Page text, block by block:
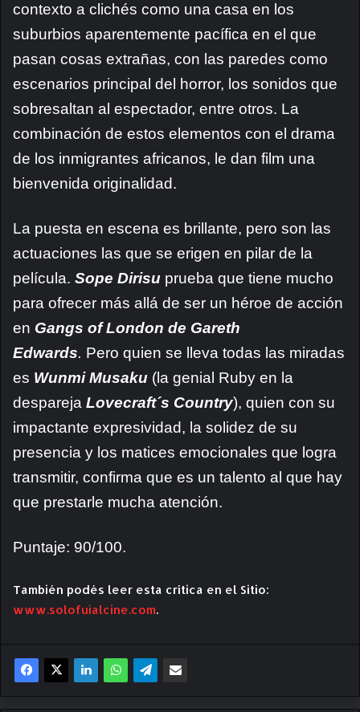
contexto a clichés como una casa en los
suburbios aparentemente pacífica en el que
pasan cosas extrañas, con las paredes como
escenarios principal del horror, los sonidos que
sobresaltan al espectador, entre otros. La
combinación de estos elementos con el drama
de los inmigrantes africanos, le dan film una
bienvenida originalidad.
La puesta en escena es brillante, pero son las
actuaciones las que se erigen en pilar de la
película. Sope Dirisu prueba que tiene mucho
para ofrecer más allá de ser un héroe de acción
en Gangs of London de Gareth
Edwards. Pero quien se lleva todas las miradas
es Wunmi Musaku (la genial Ruby en la
despareja Lovecraft´s Country), quien con su
impactante expresividad, la solidez de su
presencia y los matices emocionales que logra
transmitir, confirma que es un talento al que hay
que prestarle mucha atención.
Puntaje: 90/100.
También podés leer esta crítica en el Sitio:
www.solofuialcine.com.